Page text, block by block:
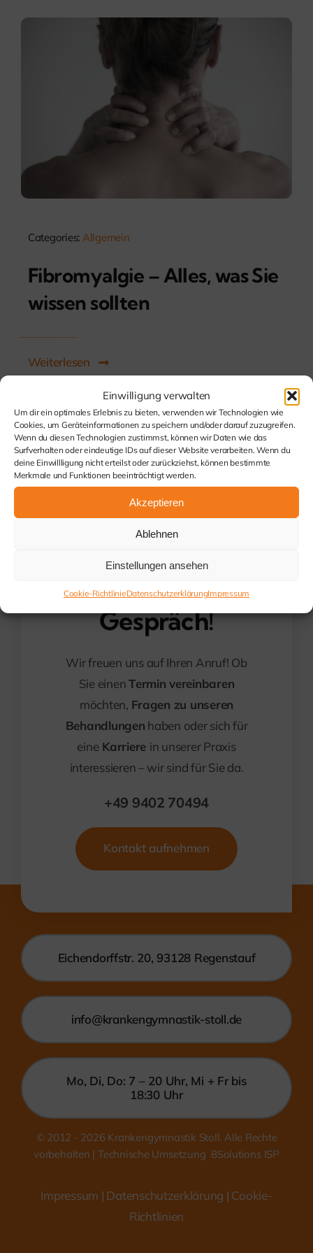
Einwilligung verwalten
Um dir ein optimales Erlebnis zu bieten, verwenden wir Technologien wie
Cookies, um Geräteinformationen zu speichern und/oder darauf zuzugreifen.
Wenn du diesen Technologien zustimmst, können wir Daten wie das
Surfverhalten oder eindeutige IDs auf dieser Website verarbeiten. Wenn du
deine Einwillligung nicht erteilst oder zurückziehst, können bestimmte
Merkmale und Funktionen beeinträchtigt werden.
Akzeptieren
Ablehnen
Einstellungen ansehen
Cookie-RichtlinieDatenschutzerklärungImpressum
Categories: Allgemein
Fibromyalgie – Alles, was Sie
wissen sollten
Weiterlesen
Kommen Sie
mit uns ins
Gespräch!
Wir freuen uns auf Ihren Anruf! Ob
Sie einenTermin vereinbaren
möchten, Fragen zu unseren
Behandlungen haben oder sich für
eine Karriere in unserer Praxis
interessieren – wir sind für Sie da.
+49 9402 70494
Kontakt aufnehmen
Eichendorffstr. 20, 93128 Regenstauf
info@krankengymnastik-stoll.de
Mo, Di, Do: 7 – 20 Uhr, Mi + Fr bis
18:30 Uhr
© 2012 - 2026 Krankengymnastik Stoll. Alle Rechte
vorbehalten | Technische Umsetzung 8Solutions ISP
Impressum | Datenschutzerklärung | Cookie-
Richtlinien